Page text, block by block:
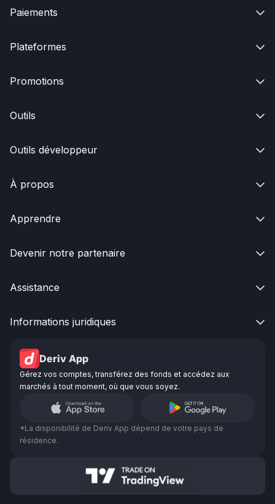
Paiements 
Plateformes 
Promotions 
Outils 
Outils développeur 
À propos 
Apprendre 
Devenir notre partenaire 
Assistance 
Informations juridiques 
Deriv App
Gérez vos comptes, transférez des fonds et accédez aux
marchés à tout moment, où que vous soyez.
*La disponibilité de Deriv App dépend de votre pays de
résidence.